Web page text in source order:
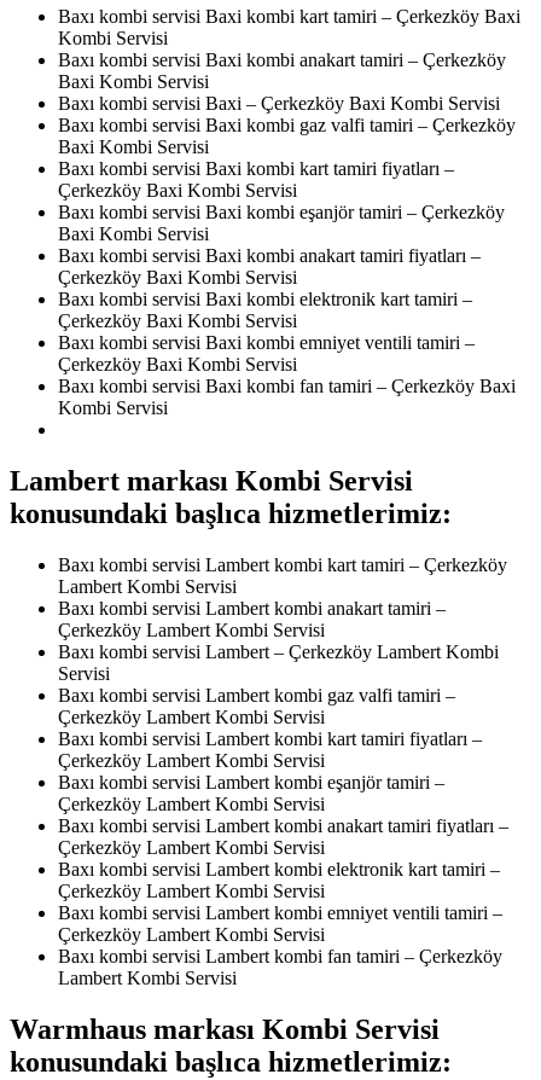
Baxı kombi servisi Baxi kombi kart tamiri – Çerkezköy Baxi
Kombi Servisi
Baxı kombi servisi Baxi kombi anakart tamiri – Çerkezköy
Baxi Kombi Servisi
Baxı kombi servisi Baxi – Çerkezköy Baxi Kombi Servisi
Baxı kombi servisi Baxi kombi gaz valfi tamiri – Çerkezköy
Baxi Kombi Servisi
Baxı kombi servisi Baxi kombi kart tamiri fiyatları –
Çerkezköy Baxi Kombi Servisi
Baxı kombi servisi Baxi kombi eşanjör tamiri – Çerkezköy
Baxi Kombi Servisi
Baxı kombi servisi Baxi kombi anakart tamiri fiyatları –
Çerkezköy Baxi Kombi Servisi
Baxı kombi servisi Baxi kombi elektronik kart tamiri –
Çerkezköy Baxi Kombi Servisi
Baxı kombi servisi Baxi kombi emniyet ventili tamiri –
Çerkezköy Baxi Kombi Servisi
Baxı kombi servisi Baxi kombi fan tamiri – Çerkezköy Baxi
Kombi Servisi
Lambert markası Kombi Servisi
konusundaki başlıca hizmetlerimiz:
Baxı kombi servisi Lambert kombi kart tamiri – Çerkezköy
Lambert Kombi Servisi
Baxı kombi servisi Lambert kombi anakart tamiri –
Çerkezköy Lambert Kombi Servisi
Baxı kombi servisi Lambert – Çerkezköy Lambert Kombi
Servisi
Baxı kombi servisi Lambert kombi gaz valfi tamiri –
Çerkezköy Lambert Kombi Servisi
Baxı kombi servisi Lambert kombi kart tamiri fiyatları –
Çerkezköy Lambert Kombi Servisi
Baxı kombi servisi Lambert kombi eşanjör tamiri –
Çerkezköy Lambert Kombi Servisi
Baxı kombi servisi Lambert kombi anakart tamiri fiyatları –
Çerkezköy Lambert Kombi Servisi
Baxı kombi servisi Lambert kombi elektronik kart tamiri –
Çerkezköy Lambert Kombi Servisi
Baxı kombi servisi Lambert kombi emniyet ventili tamiri –
Çerkezköy Lambert Kombi Servisi
Baxı kombi servisi Lambert kombi fan tamiri – Çerkezköy
Lambert Kombi Servisi
Warmhaus markası Kombi Servisi
konusundaki başlıca hizmetlerimiz: